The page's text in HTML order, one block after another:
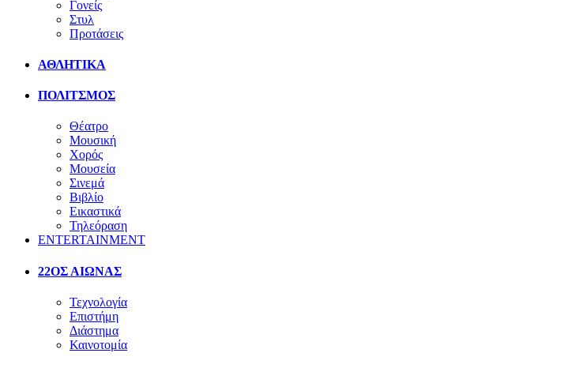
Γονείς
Στυλ
Προτάσεις
ΑΘΛΗΤΙΚΑ
ΠΟΛΙΤΣΜΟΣ
Θέατρο
Μουσική
Χορός
Μουσεία
Σινεμά
Βιβλίο
Εικαστικά
Τηλεόραση
ENTERTAINMENT
22ΟΣ ΑΙΩΝΑΣ
Τεχνολογία
Επιστήμη
Διάστημα
Καινοτομία